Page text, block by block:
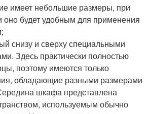
имеет небольшие размеры, при
оно будет удобным для применения
снизу и сверху специальными
Здесь практически полностью
поэтому имеются только
обладающие разными размерами
шкафа представлена
используемым обычно